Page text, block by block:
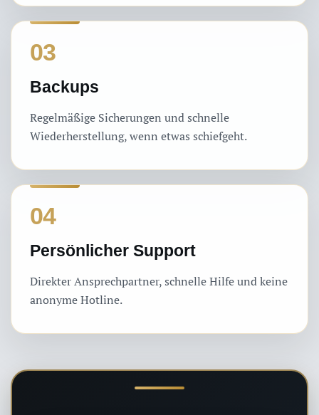
Backups
03
Regelmäßige Sicherungen und schnelle
Wiederherstellung, wenn etwas schiefgeht.
Persönlicher Support
04
Direkter Ansprechpartner, schnelle Hilfe und keine
anonyme Hotline.